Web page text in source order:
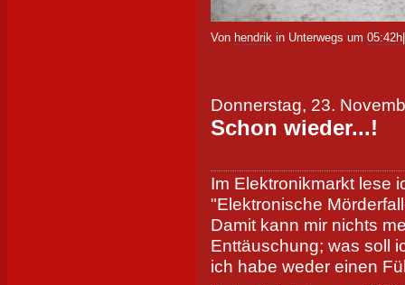
Von hendrik in Unterwegs um 05:42h
Donnerstag, 23.
Schon wieder...!
Im Elektronikmarkt lese
"Elektronische
Damit kann mir nichts
Enttäuschung; was soll
ich habe weder einen